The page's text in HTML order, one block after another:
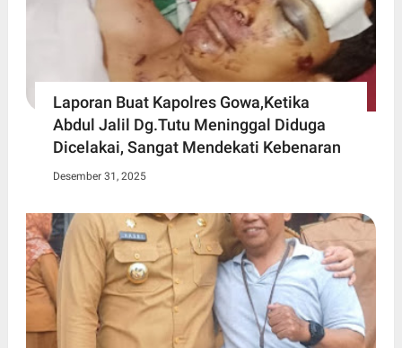
Laporan Buat Kapolres Gowa,Ketika
Abdul Jalil Dg.Tutu Meninggal Diduga
Dicelakai, Sangat Mendekati Kebenaran
Desember 31, 2025